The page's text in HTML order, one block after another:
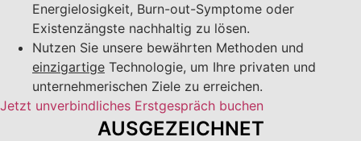
Energielosigkeit, Burn-out-Symptome oder
Existenzängste nachhaltig zu lösen.
Nutzen Sie unsere bewährten Methoden und
einzigartige Technologie, um Ihre privaten und
unternehmerischen Ziele zu erreichen.
Jetzt unverbindliches Erstgespräch buchen
AUSGEZEICHNET